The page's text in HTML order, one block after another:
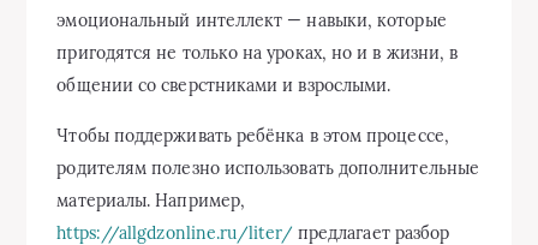
эмоциональный интеллект — навыки, которые
пригодятся не только на уроках, но и в жизни, в
общении со сверстниками и взрослыми.
Чтобы поддерживать ребёнка в этом процессе,
родителям полезно использовать дополнительные
материалы. Например,
https://allgdzonline.ru/liter/ предлагает разбор